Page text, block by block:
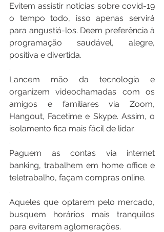
Evitem assistir notícias sobre covid-19
o tempo todo, isso apenas servirá
para angustiá-los. Deem preferência à
programação saudável, alegre,
positiva e divertida.
.
Lancem mão da tecnologia e
organizem videochamadas com os
amigos e familiares via Zoom,
Hangout, Facetime e Skype. Assim, o
isolamento fica mais fácil de lidar.
.
Paguem as contas via internet
banking, trabalhem em home office e
teletrabalho, façam compras online.
.
Aqueles que optarem pelo mercado,
busquem horários mais tranquilos
para evitarem aglomerações.